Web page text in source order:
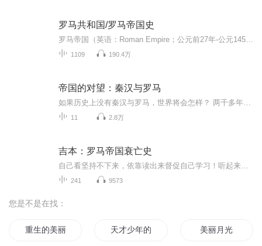
罗马共和国/罗马帝国史
1109 190.4万
帝国的对望：秦汉与罗马
11 2.8万
吉本：罗马帝国衰亡史
241 9573
您是不是在找：
重生的美丽人生 天才少年的华丽人生 美丽月光